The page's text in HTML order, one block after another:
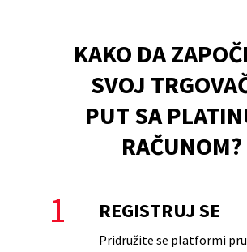
KAKO DA
SVOJ
PUT SA
RAČUNOM?
1 REGISTRUJ SE
Pridružite se platformi